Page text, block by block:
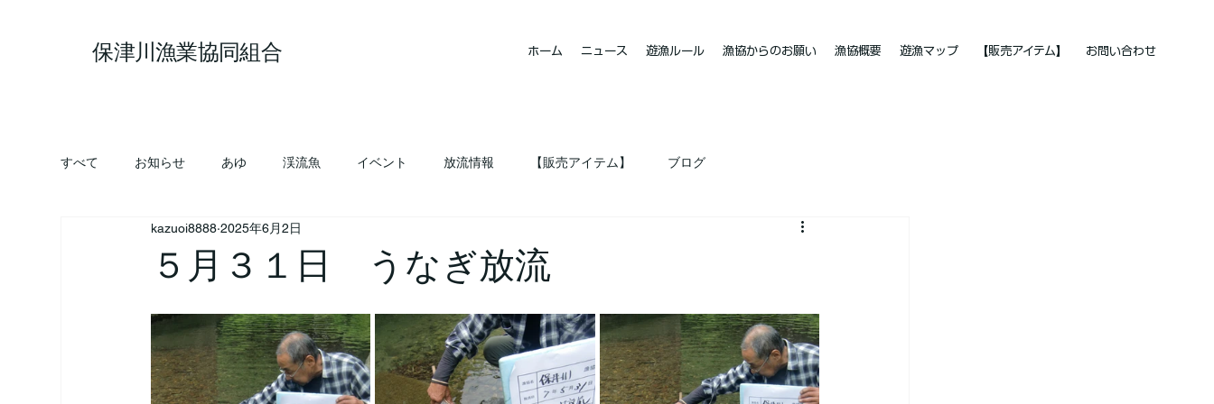
保津川漁業協同組合 ホーム ニュース 遊漁ルール 漁協からのお願い 漁協概要 遊漁マップ 【販売アイテム】 お問い合わせ
すべて お知らせ あゆ 渓流魚 イベント 放流情報 【販売アイテム】 ブログ
５月３１日 うなぎ放流
kazuoi8888 2025年6月2日